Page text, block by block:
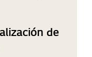
de